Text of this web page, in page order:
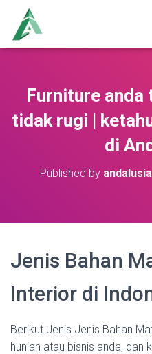
Furniture anda
tidak rugi |
di
Published by andalusia
Jenis Bahan
Interior di
Berikut Jenis Jenis Bahan
hunian atau bisnis anda, dan